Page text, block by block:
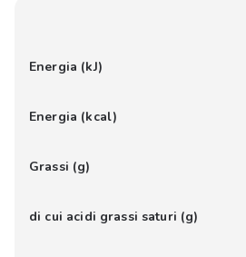
Energia (kJ)
Energia (kcal)
Grassi (g)
di cui acidi grassi saturi (g)